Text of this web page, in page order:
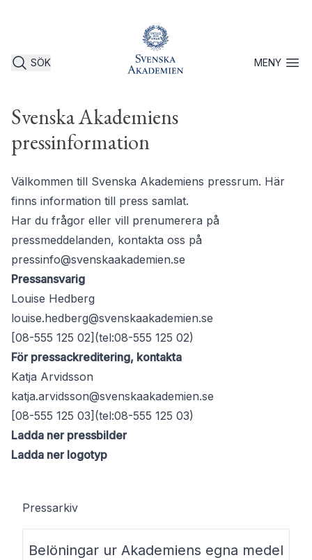
SÖK MENYÖppna
Svenska Akademiens
pressinformation
Välkommen till Svenska Akademiens pressrum. Här
finns information till press samlat.
Har du frågor eller vill prenumerera på
pressmeddelanden, kontakta oss på
pressinfo@svenskaakademien.se
Pressansvarig
Louise Hedberg
louise.hedberg@svenskaakademien.se
[08-555 125 02](tel:08-555 125 02)
För pressackreditering, kontakta
Katja Arvidsson
katja.arvidsson@svenskaakademien.se
[08-555 125 03](tel:08-555 125 03)
Ladda ner pressbilder
Ladda ner logotyp
Pressarkiv
Belöningar ur Akademiens egna medel